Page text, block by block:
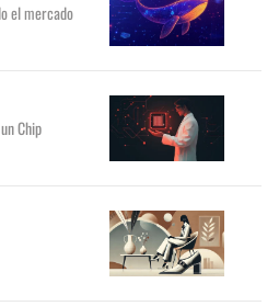
el mercado
Chip